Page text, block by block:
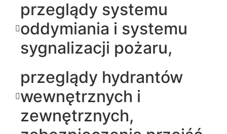
przeglądy systemu
oddymiania i systemu
sygnalizacji pożaru,
przeglądy hydrantów
wewnętrznych i
zewnętrznych,